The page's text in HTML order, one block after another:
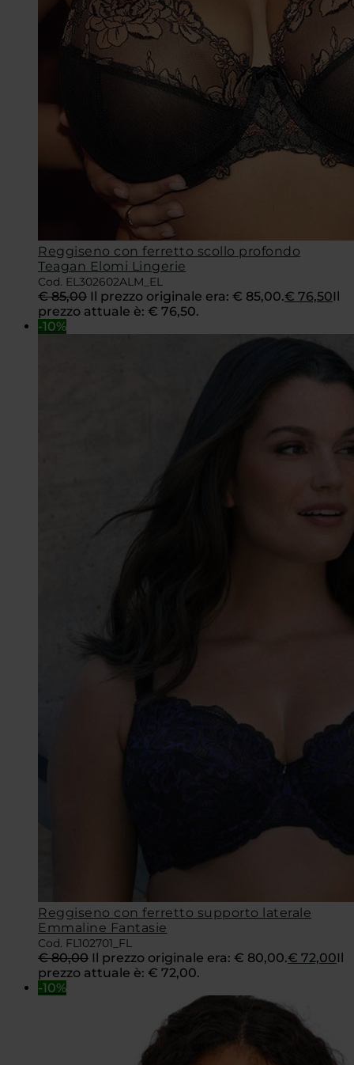
Reggiseno con ferretto scollo profondo
Teagan Elomi Lingerie
Cod. EL302602ALM_EL
€85,00 Il prezzo originale era: € 85,00.€ 76,50Il
prezzo attuale è: € 76,50.
-10%
Reggiseno con ferretto supporto laterale
Emmaline Fantasie
Cod. FL102701_FL
€80,00 Il prezzo originale era: € 80,00.€ 72,00Il
prezzo attuale è: € 72,00.
-10%